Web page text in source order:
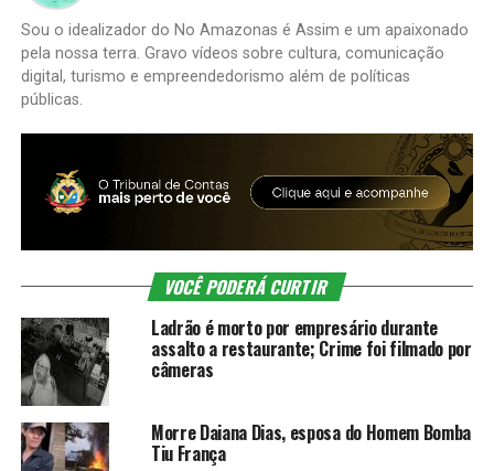
Sou o idealizador do No Amazonas é Assim e um apaixonado
pela nossa terra. Gravo vídeos sobre cultura, comunicação
digital, turismo e empreendedorismo além de políticas
públicas.
VOCÊ PODERÁ CURTIR
Ladrão é morto por empresário durante
assalto a restaurante; Crime foi filmado por
câmeras
Morre Daiana Dias, esposa do Homem Bomba
Tiu França